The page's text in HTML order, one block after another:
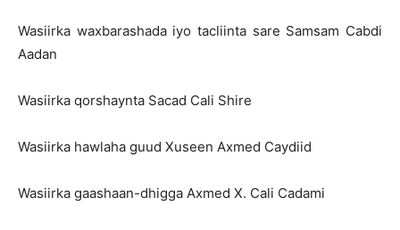
Wasiirka waxbarashada iyo tacliinta sare Samsam Cabdi
Aadan
Wasiirka qorshaynta Sacad Cali Shire
Wasiirka hawlaha guud Xuseen Axmed Caydiid
Wasiirka gaashaan-dhigga Axmed X. Cali Cadami